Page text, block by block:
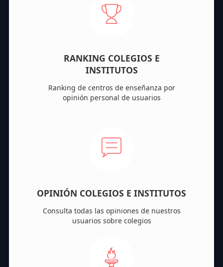
RANKING COLEGIOS E
INSTITUTOS
Ranking de centros de enseñanza por
opinión personal de usuarios
OPINIÓN COLEGIOS E INSTITUTOS
Consulta todas las opiniones de nuestros
usuarios sobre colegios